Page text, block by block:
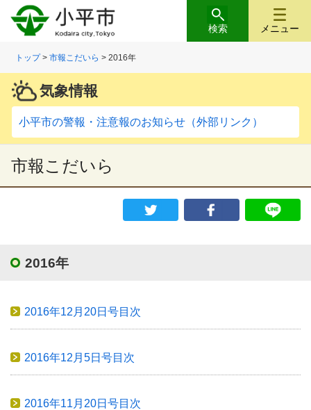
メニュー
検索
トップ>市報こだいら > 2016年
気象情報
小平市の警報・注意報のお知らせ（外部リンク）
市報こだいら
2016年
2016年12月20日号目次
2016年12月5日号目次
2016年11月20日号目次